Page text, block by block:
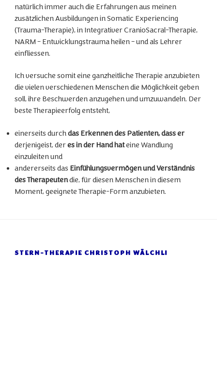
natürlich immer auch die Erfahrungen aus meinen
zusätzlichen Ausbildungen in Somatic Experiencing
(Trauma-Therapie), in Integrativer CranioSacral-Therapie,
NARM – Entwicklungstrauma heilen – und als Lehrer
einfliessen.
Ich versuche somit eine ganzheitliche Therapie anzubieten
die vielen verschiedenen Menschen die Möglichkeit geben
soll, ihre Beschwerden anzugehen und umzuwandeln. Der
beste Therapieerfolg entsteht,
einerseits durchdas Erkennen des Patienten, dass er
derjenigeist, deres in der Hand hateine Wandlung
einzuleiten und
andererseits das Einfühlungsvermögen und Verständnis
des Therapeutendie, für diesen Menschen in diesem
Moment, geeignete Therapie-Form anzubieten.
STERN-THERAPIE CHRISTOPH WÄLCHLI